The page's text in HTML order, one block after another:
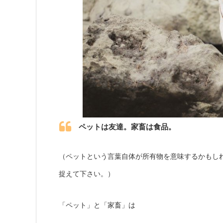
ペットは友達。家畜は食品。
（ペットという言葉自体が所有物を意味するかも
捉えて下さい。）
「ペット」と「家畜」は